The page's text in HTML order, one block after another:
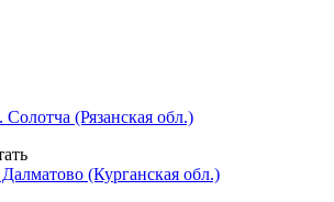
(Рязанская обл.)
(Курганская обл.)